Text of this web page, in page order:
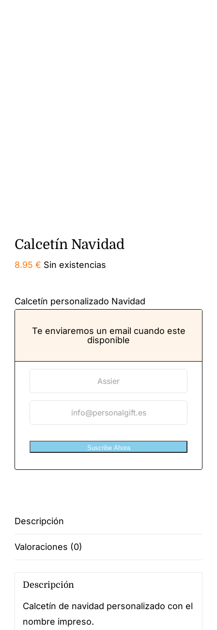
Calcetín Navidad
8.95 € Sin existencias
Calcetín personalizado Navidad
Te enviaremos un email cuando este
disponible
Suscribe Ahora
Descripción
Valoraciones (0)
Descripción
Calcetín de navidad personalizado con el
nombre impreso.